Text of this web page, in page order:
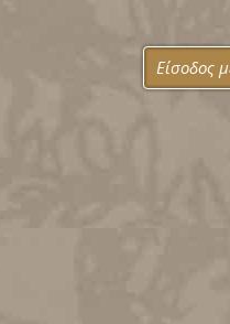
Είσοδος